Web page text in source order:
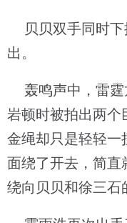
贝贝双手同时下
出。
轰鸣声中，雷霆
岩顿时被拍出两个
金绳却只是轻轻一
面绕了开去，简直
绕向贝贝和徐三石